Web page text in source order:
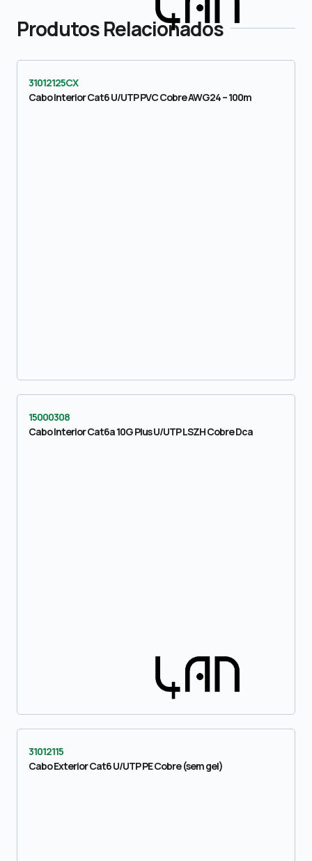
Produtos Relacionados
31012125CX
Cabo Interior Cat6 U/UTP PVC Cobre AWG24 – 100m
15000308
Cabo Interior Cat6a 10G Plus U/UTP LSZH Cobre Dca
31012115
Cabo Exterior Cat6 U/UTP PE Cobre (sem gel)